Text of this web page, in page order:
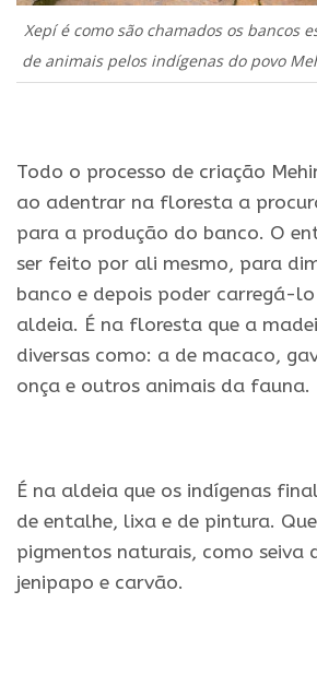
Xepí é como são chamados os bancos
de animais pelos indígenas do povo
Todo o processo de criação
ao adentrar na floresta a
para a produção do banco. O
ser feito por ali mesmo, para
banco e depois poder carregá-
aldeia. É na floresta que a
diversas como: a de macaco,
onça e outros animais da fauna.
É na aldeia que os indígenas
de entalhe, lixa e de pintura.
pigmentos naturais, como seiva
jenipapo e carvão.